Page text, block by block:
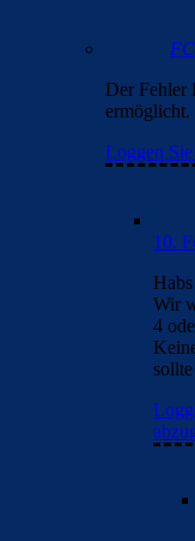
Der Fehler
ermöglicht.
Loggen
10.
Wir
4